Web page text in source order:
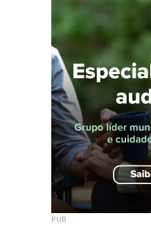
PUB